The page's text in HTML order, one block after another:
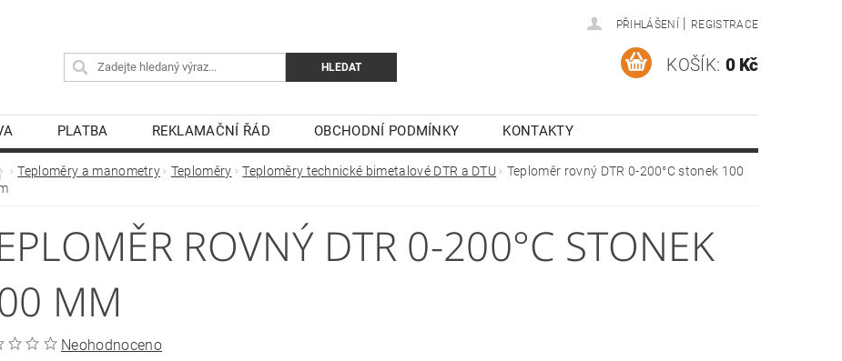
PŘIHLÁŠENÍ | REGISTRACE
KOŠÍK: 0 Kč
PLATBA REKLAMAČNÍ ŘÁD OBCHODNÍ PODMÍNKY KONTAKTY
Teploměry a manometry Teploměry Teploměry technické bimetalové DTR a DTU
Teploměr rovný DTR 0-200°C stonek 100
ROVNÝ DTR 0-200°C STONEK
MM
Neohodnoceno